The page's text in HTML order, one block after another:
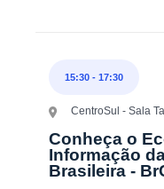
15:30 - 17:30
CentroSul - Sala
Conheça o
Informação
Brasileira -